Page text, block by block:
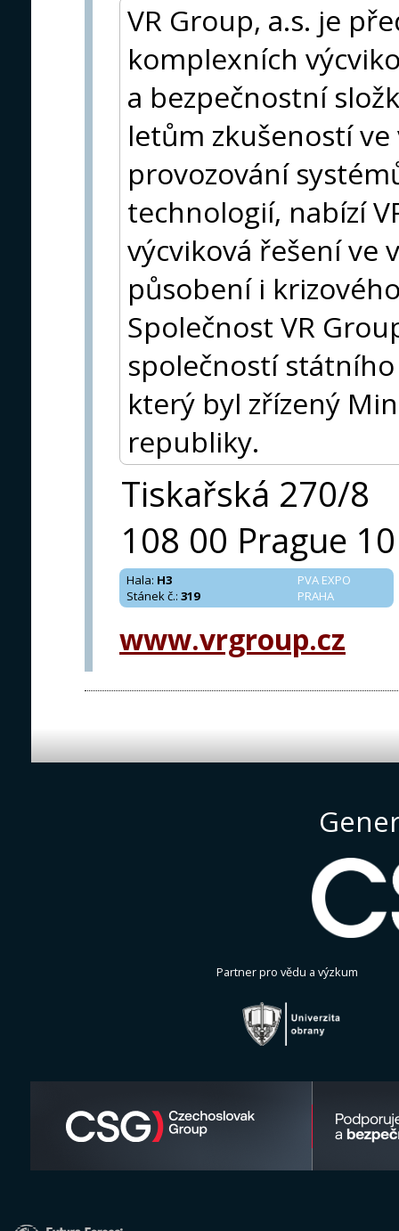
VR Group, a.s. je
komplexních
a bezpečnostní
letům zkušeností
provozování
technologií, nabízí
výcviková řešení ve
působení i
Společnost VR
společností státního
který byl zřízený
republiky.
Tiskařská 270/8
108 00 Prague 10
PVA EXPO
PRAHA
Hala: H3
Stánek č.: 319
www.vrgroup.cz
Partner pro vědu a výzkum